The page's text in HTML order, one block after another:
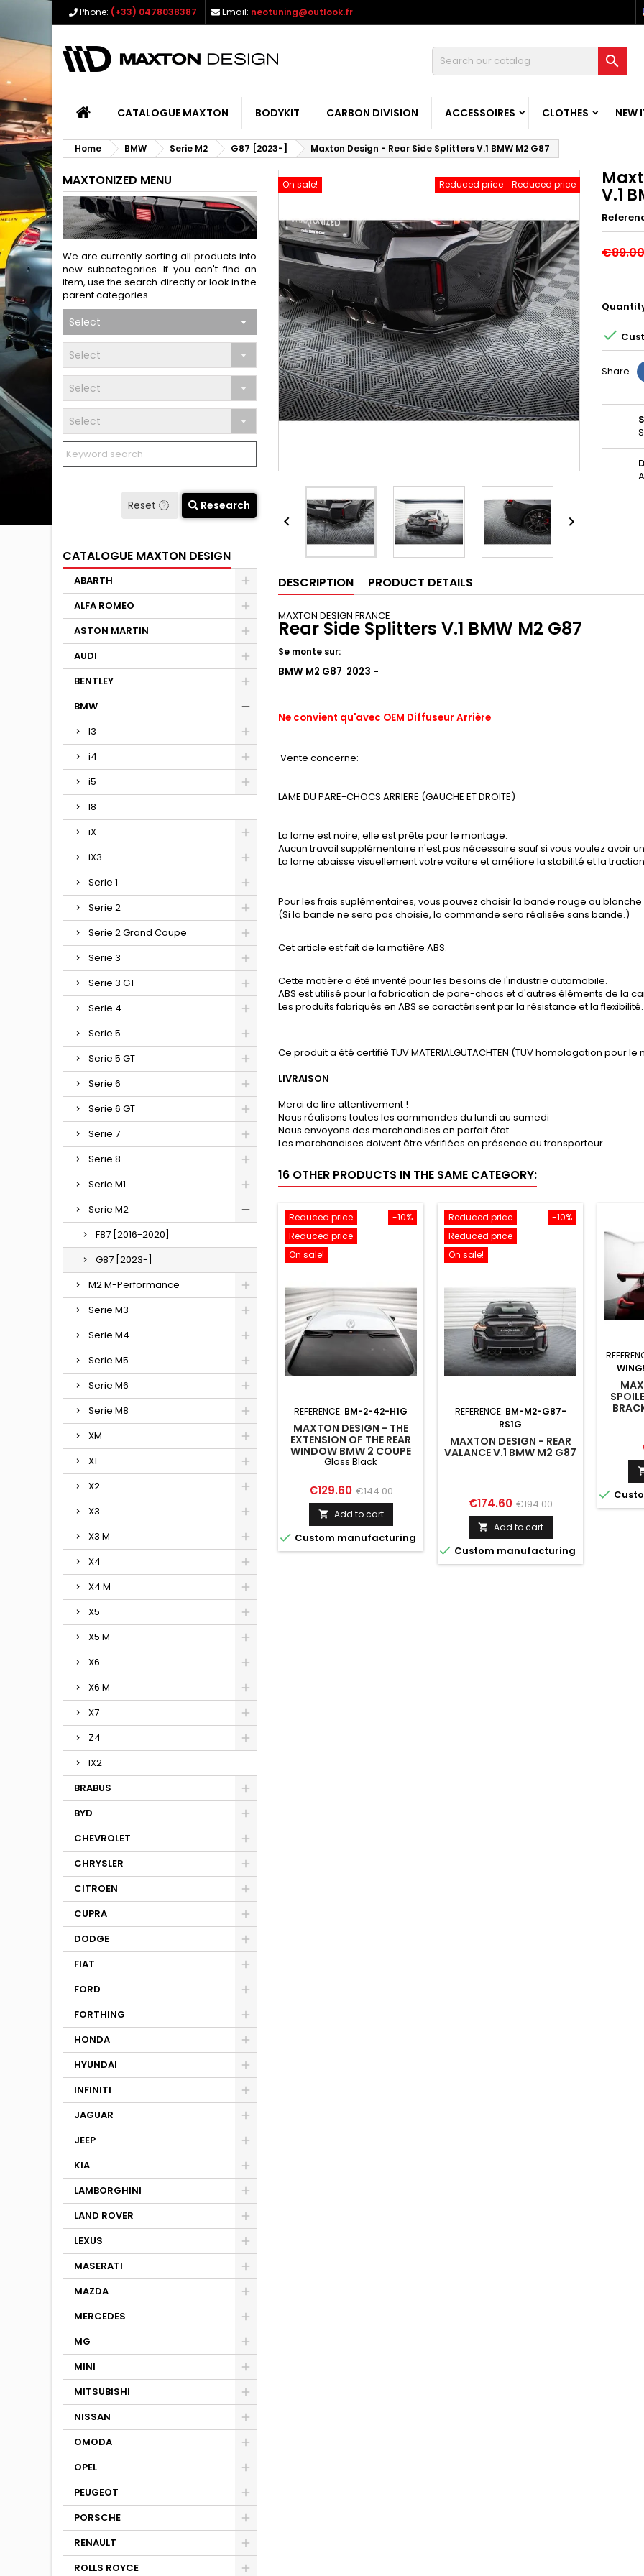
Phone: (+33) 0478038387 Email: neotuning@outlook.fr

CATALOGUE MAXTON BODYKIT CARBON DIVISION ACCESSOIRES CLOTHES NEW
Home BMW Serie M2 G87 [2023-] Maxton Design - Rear Side Splitters V.1 BMW M2 G87
MAXTONIZED MENU
We are currently sorting all products into
new subcategories. If you can't find an
item, use the search directly or look in the
parent categories.
Select
Select
Select
Select
Reset Research
CATALOGUE MAXTON DESIGN
ABARTH
ALFA ROMEO
ASTON MARTIN
AUDI
BENTLEY
BMW
I3
i4
i5
I8
iX
iX3
Serie 1
Serie 2
Serie 2 Grand Coupe
Serie 3
Serie 3 GT
Serie 4
Serie 5
Serie 5 GT
Serie 6
Serie 6 GT
Serie 7
Serie 8
Serie M1
Serie M2
F87 [2016-2020]
G87 [2023-]
M2 M-Performance
Serie M3
Serie M4
Serie M5
Serie M6
Serie M8
XM
X1
X2
X3
X3 M
X4
X4 M
X5
X5 M
X6
X6 M
X7
Z4
IX2
BRABUS
BYD
CHEVROLET
CHRYSLER
CITROEN
CUPRA
DODGE
FIAT
FORD
FORTHING
HONDA
HYUNDAI
INFINITI
JAGUAR
JEEP
KIA
LAMBORGHINI
LAND ROVER
LEXUS
MASERATI
MAZDA
MERCEDES
MG
MINI
MITSUBISHI
NISSAN
OMODA
OPEL
PEUGEOT
PORSCHE
RENAULT
ROLLS ROYCE
On sale! Reduced price
Reduced price
 
V.1
€89.00

Share
DESCRIPTION PRODUCT DETAILS
MAXTON DESIGN FRANCE
Rear Side Splitters V.1 BMW M2 G87
Se monte sur:
BMW M2 G87 2023 -
Ne convient qu'avec OEM Diffuseur Arrière
Vente concerne:
LAME DU PARE-CHOCS ARRIERE (GAUCHE ET DROITE)
La lame est noire, elle est prête pour le montage.
Aucun travail supplémentaire n'est pas nécessaire sauf si vous voulez avoir
La lame abaisse visuellement votre voiture et améliore la stabilité et la
Pour les frais suplémentaires, vous pouvez choisir la bande rouge ou
(Si la bande ne sera pas choisie, la commande sera réalisée sans bande.)
Cet article est fait de la matière ABS.
Cette matière a été inventé pour les besoins de l'industrie automobile.
ABS est utilisé pour la fabrication de pare-chocs et d'autres éléments de la
Les produits fabriqués en ABS se caractérisent par la résistance et la flexibilité.
Ce produit a été certifié TUV MATERIALGUTACHTEN (TUV homologation pour
LIVRAISON
Merci de lire attentivement !
Nous réalisons toutes les commandes du lundi au samedi
Nous envoyons des marchandises en parfait état
Les marchandises doivent être vérifiées en présence du transporteur
16 OTHER PRODUCTS IN THE SAME CATEGORY:
-10%
Reduced price
Reduced price
On sale!
REFERENCE: BM-2-42-H1G
MAXTON DESIGN - THE
EXTENSION OF THE REAR
WINDOW BMW 2 COUPE
G42 / M2 G87 GLOSS
Gloss Black
Price
€129.60 Regular
price
€144.00
 Add to cart
 Custom manufacturing
-10%
Reduced price
Reduced price
On sale!
REFERENCE: BM-M2-G87-
RS1G
MAXTON DESIGN - REAR
VALANCE V.1 BMW M2 G87
Price
€174.60 Regular
price
€194.00
 Add to cart
 Custom manufacturing
